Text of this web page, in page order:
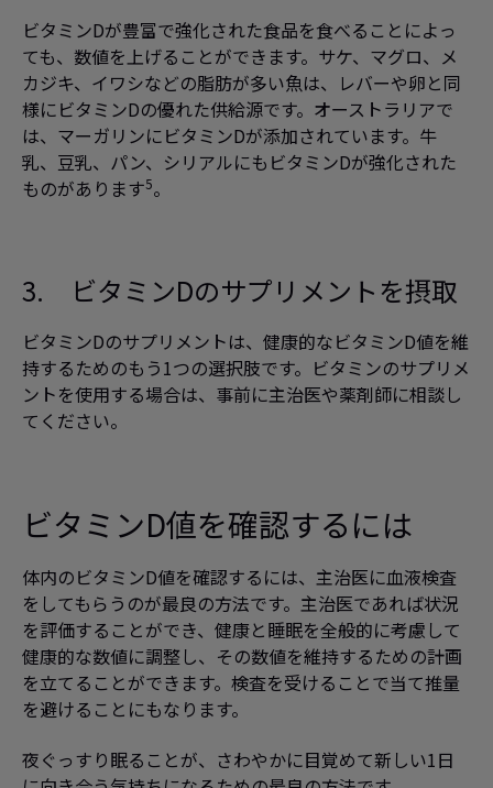
ビタミンDが豊富で強化された食品を食べることによっ
ても、数値を上げることができます。サケ、マグロ、メ
カジキ、イワシなどの脂肪が多い魚は、レバーや卵と同
様にビタミンDの優れた供給源です。オーストラリアで
は、マーガリンにビタミンDが添加されています。牛
乳、豆乳、パン、シリアルにもビタミンDが強化された
ものがあります5。
3. ビタミンDのサプリメントを摂取
ビタミンDのサプリメントは、健康的なビタミンD値を維
持するためのもう1つの選択肢です。ビタミンのサプリメ
ントを使用する場合は、事前に主治医や薬剤師に相談し
てください。
ビタミンD値を確認するには
体内のビタミンD値を確認するには、主治医に血液検査
をしてもらうのが最良の方法です。主治医であれば状況
を評価することができ、健康と睡眠を全般的に考慮して
健康的な数値に調整し、その数値を維持するための計画
を立てることができます。検査を受けることで当て推量
を避けることにもなります。
夜ぐっすり眠ることが、さわやかに目覚めて新しい1日